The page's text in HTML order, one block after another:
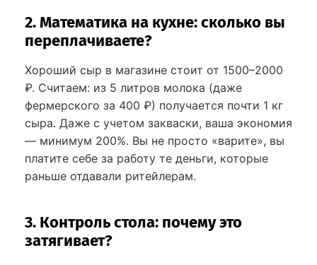
2. Математика на кухне: сколько вы
переплачиваете?
Хороший сыр в магазине стоит от 1500–2000
₽. Считаем: из 5 литров молока (даже
фермерского за 400 ₽) получается почти 1 кг
сыра. Даже с учетом закваски, ваша экономия
— минимум 200%. Вы не просто «варите», вы
платите себе за работу те деньги, которые
раньше отдавали ритейлерам.
3. Контроль стола: почему это
затягивает?